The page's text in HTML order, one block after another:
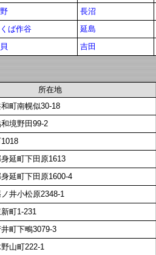
長沼
ば作谷 延島
吉田
所在地
町南幌似30-18
境野田99-2
延町下田原1613
延町下田原1600-4
井小松原2348-1
町1-231
町下鴫3079-3
山町222-1